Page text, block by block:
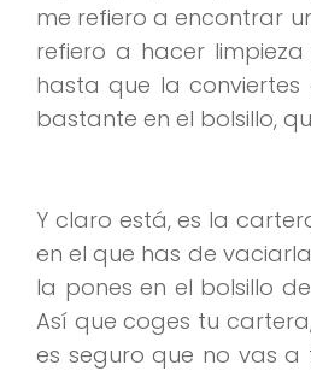
me refiero a encontrar
refiero a hacer
hasta que la
bastante en el bolsillo,
Y claro está, es la
en el que has de
la pones en el bolsillo
Así que coges tu
es seguro que no vas a